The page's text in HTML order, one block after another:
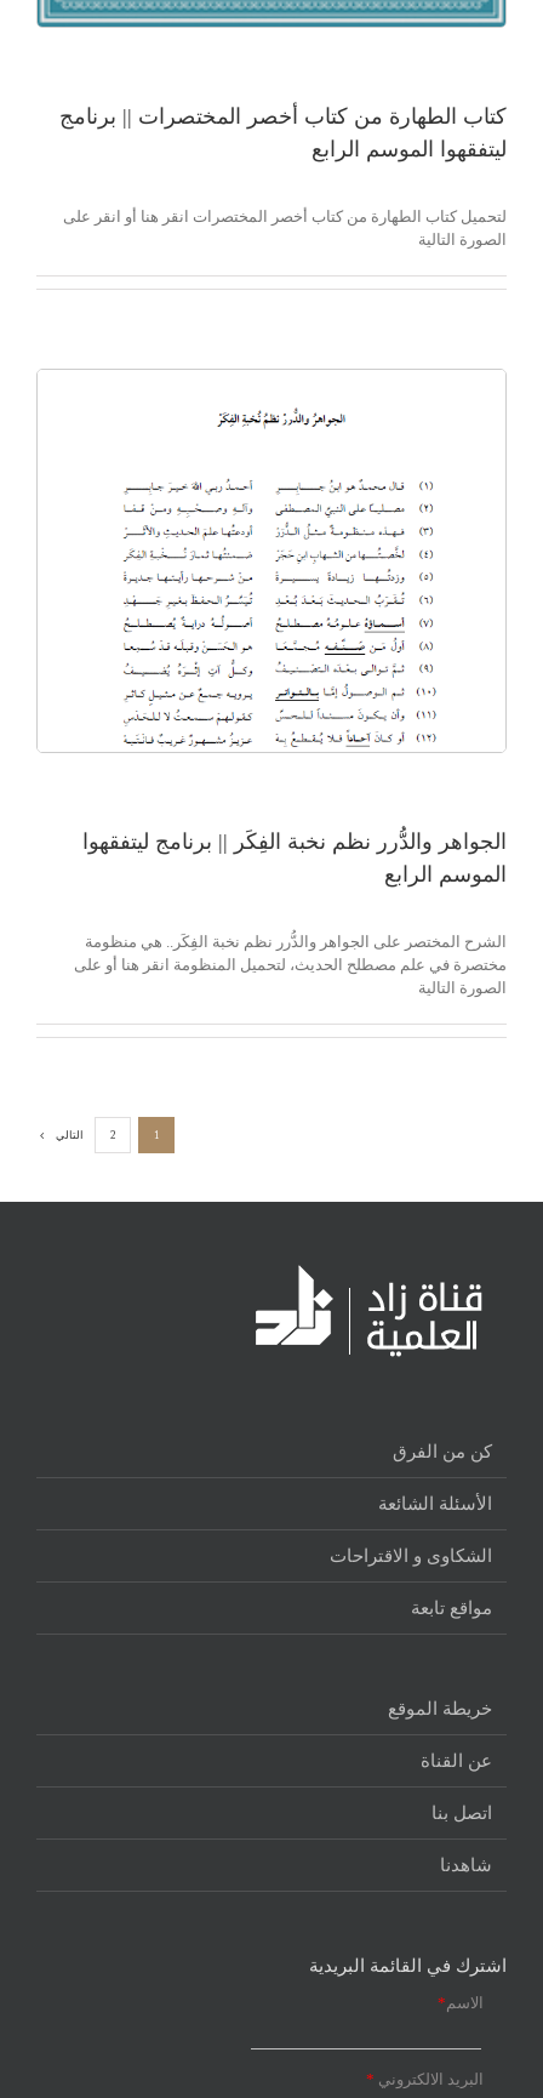
كتاب الطهارة من كتاب أخصر المختصرات || برنامج
ليتفقهوا الموسم الرابع
لتحميل كتاب الطهارة من كتاب أخصر المختصرات انقر هنا أو انقر على
الصورة التالية
الجواهر والدُّرر نظم نخبة الفِكَر || برنامج ليتفقهوا
الموسم الرابع
الشرح المختصر على الجواهر والدُّرر نظم نخبة الفِكَر.. هي منظومة
مختصرة في علم مصطلح الحديث، لتحميل المنظومة انقر هنا أو على
الصورة التالية
1
2 التالي
كن من الفرق
الأسئلة الشائعة
الشكاوى و الاقتراحات
مواقع تابعة
خريطة الموقع
عن القناة
اتصل بنا
شاهدنا
اشترك في القائمة البريدية
الاسم *
البريد الالكتروني *